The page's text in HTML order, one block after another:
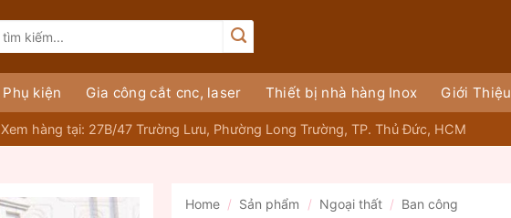
Phụ kiện Gia công cắt cnc, laser Thiết bị nhà hàng Inox Giới Thiệu
Xem hàng tại: 27B/47 Trường Lưu, Phường Long Trường, TP. Thủ Đức, HCM
Home / Sản phẩm / Ngoại thất / Ban công